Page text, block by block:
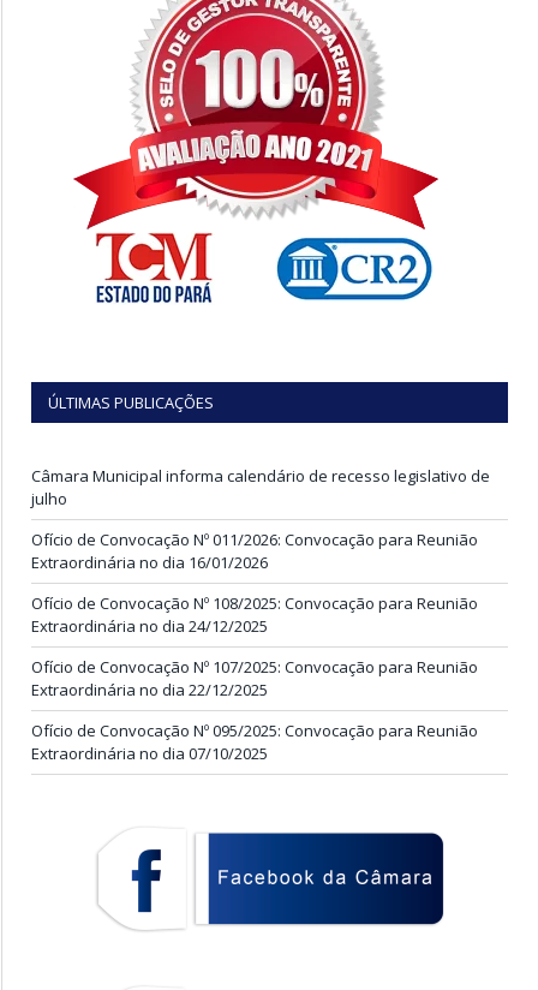
ÚLTIMAS PUBLICAÇÕES
Câmara Municipal informa calendário de recesso legislativo de
julho
Ofício de Convocação Nº 011/2026: Convocação para Reunião
Extraordinária no dia 16/01/2026
Ofício de Convocação Nº 108/2025: Convocação para Reunião
Extraordinária no dia 24/12/2025
Ofício de Convocação Nº 107/2025: Convocação para Reunião
Extraordinária no dia 22/12/2025
Ofício de Convocação Nº 095/2025: Convocação para Reunião
Extraordinária no dia 07/10/2025